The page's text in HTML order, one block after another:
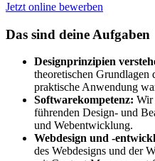
Jetzt online bewerben
Das sind deine Aufgaben
Designprinzipien
theoretischen Grundlagen
praktische Anwendung
Softwarekompetenz: Wir
führenden Design- und
und Webentwicklung.
Webdesign und -
des Webdesigns und der